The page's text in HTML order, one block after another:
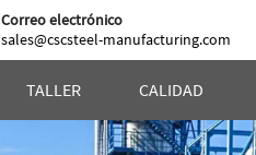
Correo electrónico
sales@cscsteel-manufacturing.com
TALLER CALIDAD